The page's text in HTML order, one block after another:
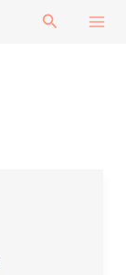
Suchen